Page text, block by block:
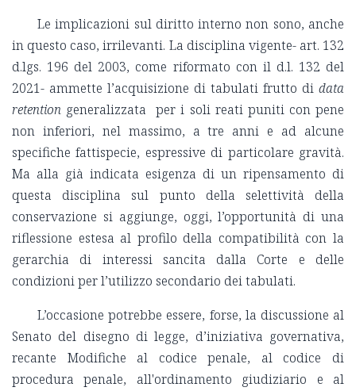
Le implicazioni sul diritto interno non sono, anche
in questo caso, irrilevanti. La disciplina vigente- art. 132
d.lgs. 196 del 2003, come riformato con il d.l. 132 del
2021- ammette l’acquisizione di tabulati frutto di data
retention generalizzata per i soli reati puniti con pene
non inferiori, nel massimo, a tre anni e ad alcune
specifiche fattispecie, espressive di particolare gravità.
Ma alla già indicata esigenza di un ripensamento di
questa disciplina sul punto della selettività della
conservazione si aggiunge, oggi, l’opportunità di una
riflessione estesa al profilo della compatibilità con la
gerarchia di interessi sancita dalla Corte e delle
condizioni per l’utilizzo secondario dei tabulati.
L’occasione potrebbe essere, forse, la discussione al
Senato del disegno di legge, d’iniziativa governativa,
recante Modifiche al codice penale, al codice di
procedura penale, all'ordinamento giudiziario e al